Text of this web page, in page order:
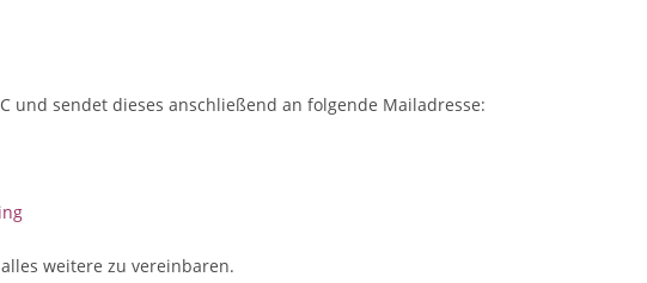
sendet dieses anschließend an folgende Mailadresse:
weitere zu vereinbaren.